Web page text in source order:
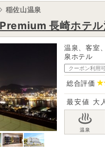
稲佐山温泉
長崎ホテ
温泉、客室
泉ホテル
クーポン利用
総合評価
最安値 大